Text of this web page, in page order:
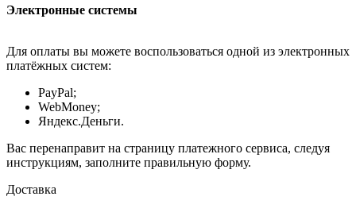
Электронные системы
Для оплаты вы можете воспользоваться одной из электронных
платёжных систем:
PayPal;
WebMoney;
Яндекс.Деньги.
Вас перенаправит на страницу платежного сервиса, следуя
инструкциям, заполните правильную форму.
Доставка